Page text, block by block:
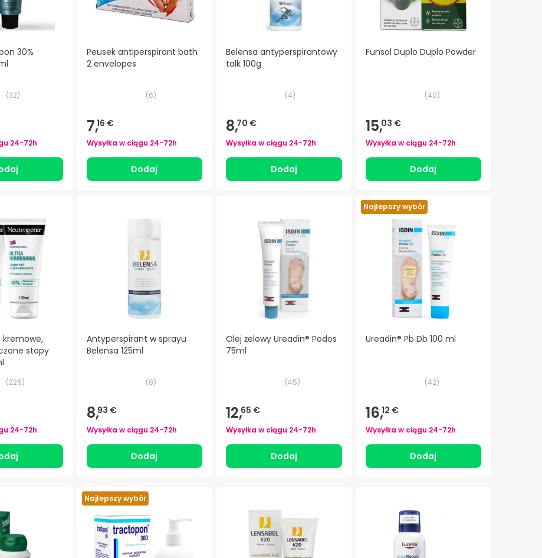
30%
(32)
24-72h
Peusek antiperspirant bath
2 envelopes
(6)
7,16 €
Wysyłka w ciągu 24-72h
Dodaj
Belensa antyperspirantowy
talk 100g
(4)
8,70 €
Wysyłka w ciągu 24-72h
Dodaj
Funsol Duplo Duplo Powder
(40)
15,03 €
Wysyłka w ciągu 24-72h
Dodaj
kremowe,
stopy
(226)
24-72h
Antyperspirant w sprayu
Belensa 125ml
(8)
8,93 €
Wysyłka w ciągu 24-72h
Dodaj
Olej żelowy Ureadin® Podos
75ml
(45)
12,65 €
Wysyłka w ciągu 24-72h
Dodaj
Najlepszy wybór
Ureadin® Pb Db 100 ml
(42)
16,12 €
Wysyłka w ciągu 24-72h
Dodaj
Najlepszy wybór